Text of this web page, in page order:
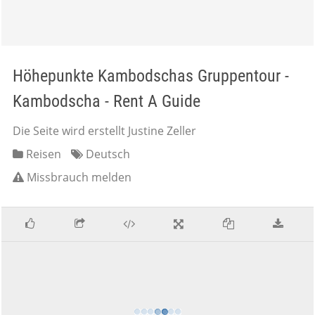
Höhepunkte Kambodschas Gruppentour -
Kambodscha - Rent A Guide
Die Seite wird erstellt Justine Zeller
Reisen
Deutsch
Missbrauch melden